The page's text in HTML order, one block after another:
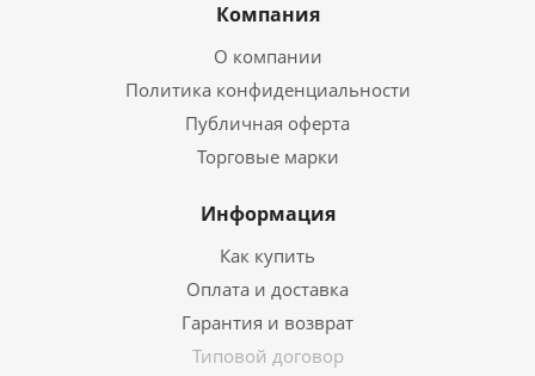
Компания
О компании
Политика конфиденциальности
Публичная оферта
Торговые марки
Информация
Как купить
Оплата и доставка
Гарантия и возврат
Типовой договор